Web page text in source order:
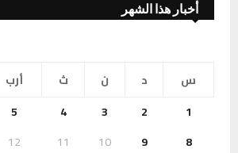
أخبار هذا الشهر
س
د ن ث أرب
1
2
3
4
5
8
9
10
11
12